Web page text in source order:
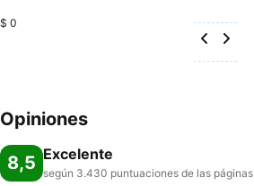
$ 0
Opiniones
8,5 Excelente
según 3.430 puntuaciones de las páginas